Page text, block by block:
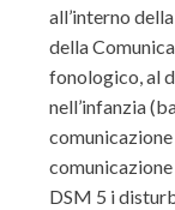
all’interno
della
fonologico, al
nell’infanzia
DSM 5 i